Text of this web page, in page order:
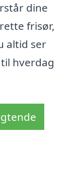
dine
frisør,
altid ser
hverdag